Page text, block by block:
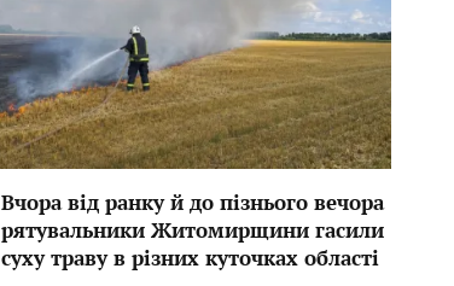
Вчора від ранку й до пізнього вечора
рятувальники Житомирщини гасили
суху траву в різних куточках області